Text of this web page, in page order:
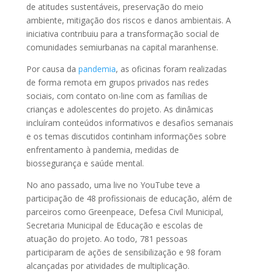
de atitudes sustentáveis, preservação do meio
ambiente, mitigação dos riscos e danos ambientais. A
iniciativa contribuiu para a transformação social de
comunidades semiurbanas na capital maranhense.
Por causa da pandemia, as oficinas foram realizadas
de forma remota em grupos privados nas redes
sociais, com contato on-line com as famílias de
crianças e adolescentes do projeto. As dinâmicas
incluíram conteúdos informativos e desafios semanais
e os temas discutidos continham informações sobre
enfrentamento à pandemia, medidas de
biossegurança e saúde mental.
No ano passado, uma live no YouTube teve a
participação de 48 profissionais de educação, além de
parceiros como Greenpeace, Defesa Civil Municipal,
Secretaria Municipal de Educação e escolas de
atuação do projeto. Ao todo, 781 pessoas
participaram de ações de sensibilização e 98 foram
alcançadas por atividades de multiplicação.